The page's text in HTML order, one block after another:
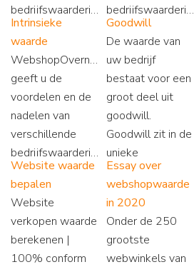
bedrijfswaardering
uit te voeren.
Lees op
Webshop
Overname hoe u
dit doet.
bedrijfswaardering.
Op Webshop
Kopen lichten we
u deze
methodiek graag
toe.
Intrinsieke
waarde
WebshopOvername.nl
geeft u de
voordelen en de
nadelen van
verschillende
bedrijfswaardering
methodes. Lees
op onze site hoe
u uw webshop
juist waardeert.
Goodwill
De waarde van
uw bedrijf
bestaat voor een
groot deel uit
goodwill.
Goodwill zit in de
unieke
kwaliteiten van
uw bedrijf. In 3
vragen weet u
alles over
goodwill.
Website waarde
bepalen
Website
verkopen waarde
berekenen |
100% conform
Essay over
webshopwaarde
in 2020
Onder de 250
grootste
webwinkels van